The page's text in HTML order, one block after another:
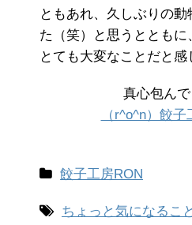
ともあれ、久しぶりの
た（笑）と思うととも
とても大変なことだと感
真心包ん
（r^o^n）餃子
餃子工房RON
ちょっと気になるこ